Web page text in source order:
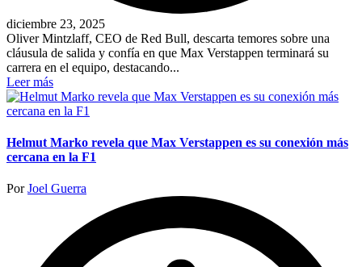
diciembre 23, 2025
Oliver Mintzlaff, CEO de Red Bull, descarta temores sobre una
cláusula de salida y confía en que Max Verstappen terminará su
carrera en el equipo, destacando...
Leer más
Helmut Marko revela que Max Verstappen es su conexión más
cercana en la F1
Publicado
PorJoel Guerra